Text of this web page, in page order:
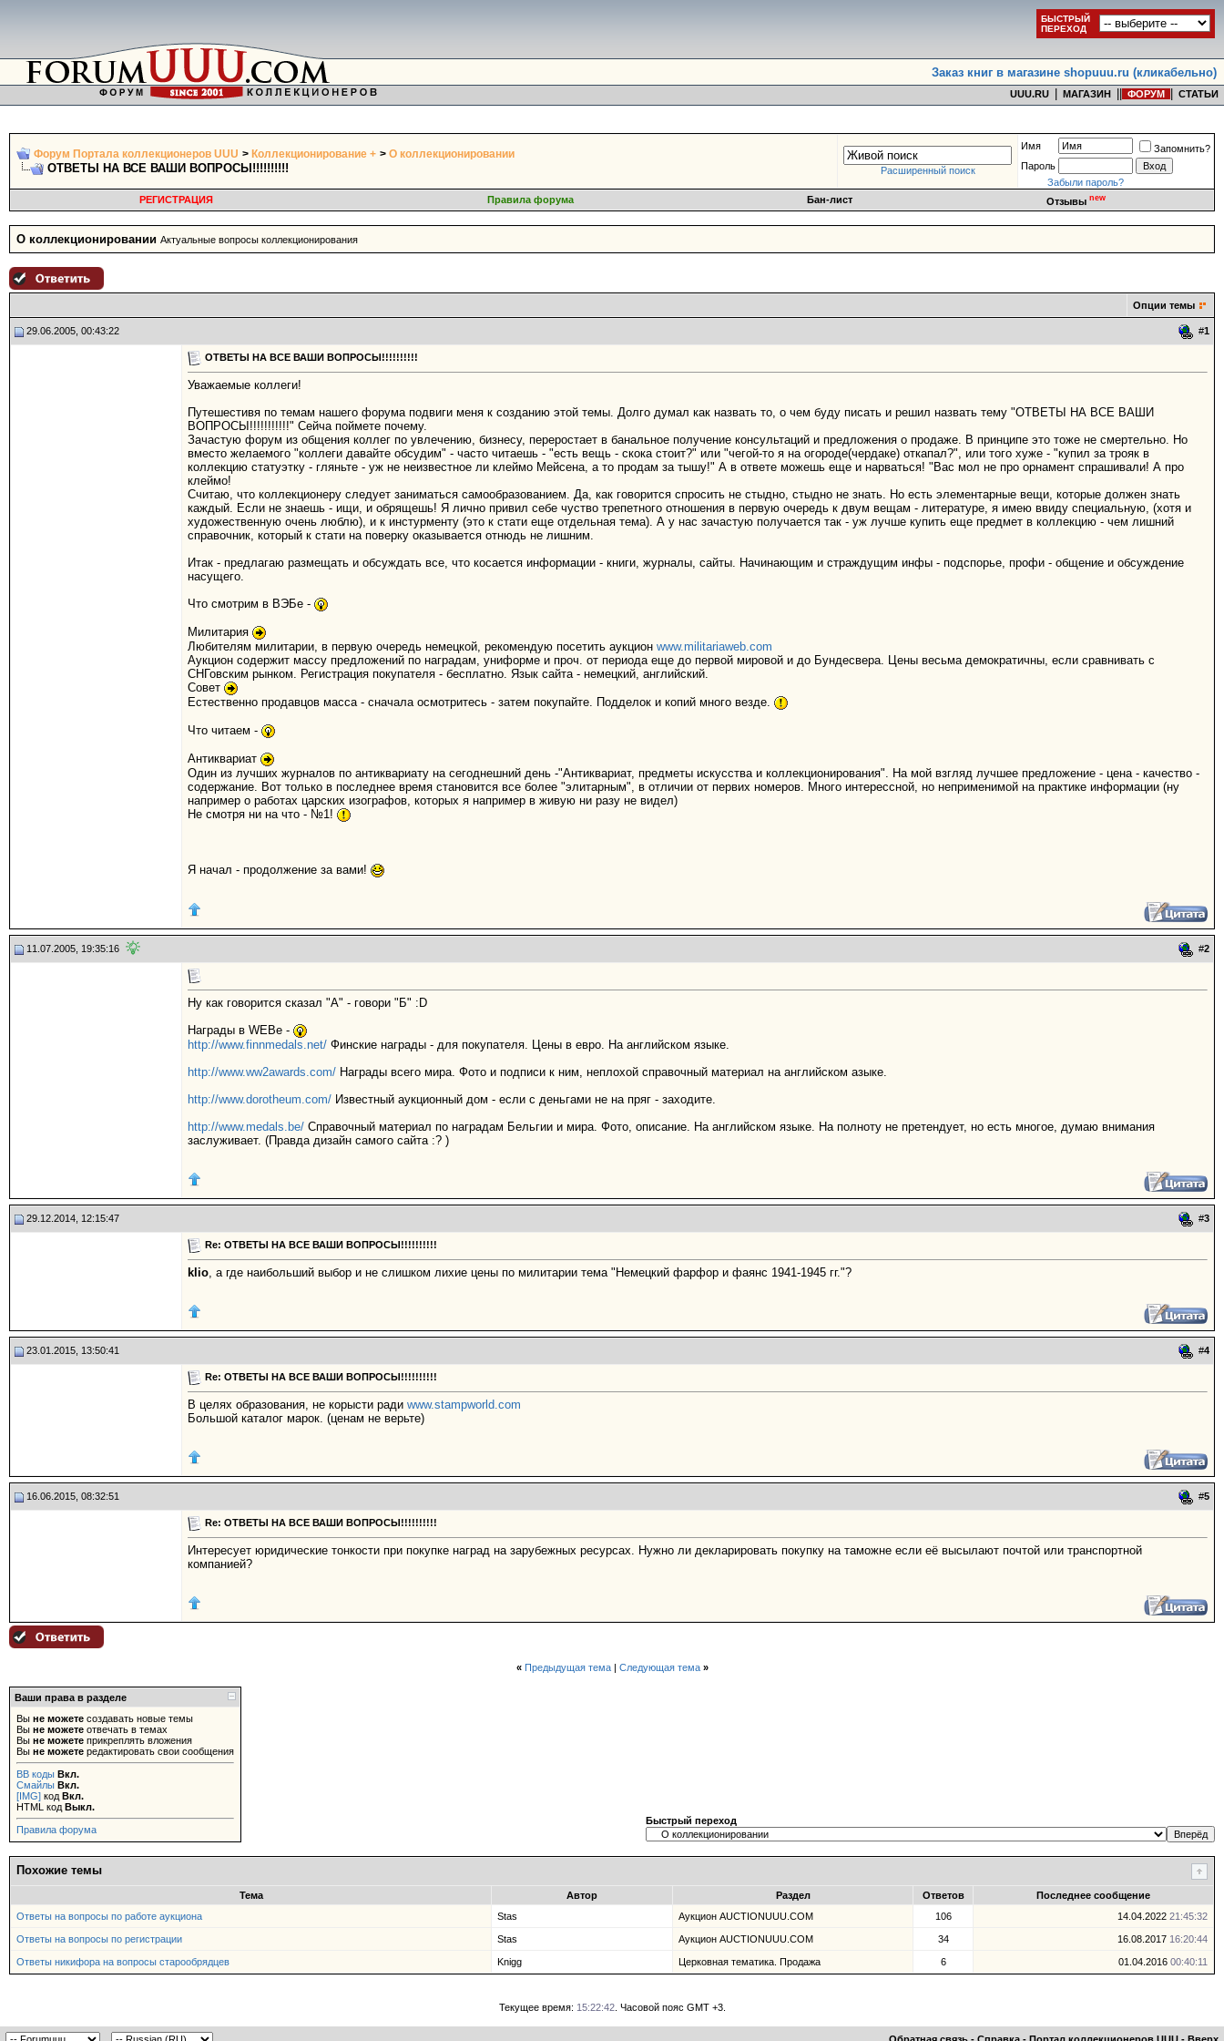
БЫСТРЫЙ
ПЕРЕХОД
Заказ книг в магазине shopuuu.ru (кликабельно)
UUU.RU МАГАЗИН ФОРУМ СТАТЬИ
Форум Портала коллекционеров UUU > Коллекционирование + > О коллекционировании
ОТВЕТЫ НА ВСЕ ВАШИ ВОПРОСЫ!!!!!!!!!! Расширенный поиск
Имя
Запомнить?
Пароль
Забыли пароль?
РЕГИСТРАЦИЯ
Правила форума Бан-лист Отзывы new
О коллекционировании Актуальные вопросы коллекционирования
Опции темы
29.06.2005, 00:43:22 #1
ОТВЕТЫ НА ВСЕ ВАШИ ВОПРОСЫ!!!!!!!!!!
Уважаемые коллеги!
Путешестивя по темам нашего форума подвиги меня к созданию этой темы. Долго думал как назвать то, о чем буду писать и решил назвать тему "ОТВЕТЫ НА ВСЕ ВАШИ
ВОПРОСЫ!!!!!!!!!!!" Сейча поймете почему.
Зачастую форум из общения коллег по увлечению, бизнесу, переростает в банальное получение консультаций и предложения о продаже. В принципе это тоже не смертельно. Но
вместо желаемого "коллеги давайте обсудим" - часто читаешь - "есть вещь - скока стоит?" или "чегой-то я на огороде(чердаке) откапал?", или того хуже - "купил за трояк в
коллекцию статуэтку - гляньте - уж не неизвестное ли клеймо Мейсена, а то продам за тышу!" А в ответе можешь еще и нарваться! "Вас мол не про орнамент спрашивали! А про
клеймо!
Считаю, что коллекционеру следует заниматься самообразованием. Да, как говорится спросить не стыдно, стыдно не знать. Но есть элементарные вещи, которые должен знать
каждый. Если не знаешь - ищи, и обрящешь! Я лично привил себе чуство трепетного отношения в первую очередь к двум вещам - литературе, я имею ввиду специальную, (хотя и
художественную очень люблю), и к инстурменту (это к стати еще отдельная тема). А у нас зачастую получается так - уж лучше купить еще предмет в коллекцию - чем лишний
справочник, который к стати на поверку оказывается отнюдь не лишним.
Итак - предлагаю размещать и обсуждать все, что косается информации - книги, журналы, сайты. Начинающим и страждущим инфы - подспорье, профи - общение и обсуждение
насущего.
Что смотрим в ВЭБе -
Милитария
Любителям милитарии, в первую очередь немецкой, рекомендую посетить аукцион www.militariaweb.com
Аукцион содержит массу предложений по наградам, униформе и проч. от периода еще до первой мировой и до Бундесвера. Цены весьма демократичны, если сравнивать с
СНГовским рынком. Регистрация покупателя - бесплатно. Язык сайта - немецкий, английский.
Совет
Естественно продавцов масса - сначала осмотритесь - затем покупайте. Подделок и копий много везде.
Что читаем -
Антиквариат
Один из лучших журналов по антиквариату на сегоднешний день -"Антиквариат, предметы искусства и коллекционирования". На мой взгляд лучшее предложение - цена - качество -
содержание. Вот только в последнее время становится все более "элитарным", в отличии от первих номеров. Много интерессной, но неприменимой на практике информации (ну
например о работах царских изографов, которых я например в живую ни разу не видел)
Не смотря ни на что - №1!
Я начал - продолжение за вами!
11.07.2005, 19:35:16 #2
Ну как говорится сказал "А" - говори "Б" :D
Награды в WEBе -
http://www.finnmedals.net/ Финские награды - для покупателя. Цены в евро. На английском языке.
http://www.ww2awards.com/ Награды всего мира. Фото и подписи к ним, неплохой справочный материал на английском азыке.
http://www.dorotheum.com/ Известный аукционный дом - если с деньгами не на пряг - заходите.
http://www.medals.be/ Справочный материал по наградам Бельгии и мира. Фото, описание. На английском языке. На полноту не претендует, но есть многое, думаю внимания
заслуживает. (Правда дизайн самого сайта :? )
29.12.2014, 12:15:47 #3
Re: ОТВЕТЫ НА ВСЕ ВАШИ ВОПРОСЫ!!!!!!!!!!
klio, а где наибольший выбор и не слишком лихие цены по милитарии тема "Немецкий фарфор и фаянс 1941-1945 гг."?
23.01.2015, 13:50:41 #4
Re: ОТВЕТЫ НА ВСЕ ВАШИ ВОПРОСЫ!!!!!!!!!!
В целях образования, не корысти ради www.stampworld.com
Большой каталог марок. (ценам не верьте)
16.06.2015, 08:32:51 #5
Re: ОТВЕТЫ НА ВСЕ ВАШИ ВОПРОСЫ!!!!!!!!!!
Интересует юридические тонкости при покупке наград на зарубежных ресурсах. Нужно ли декларировать покупку на таможне если её высылают почтой или транспортной
компанией?
« Предыдущая тема| Следующая тема »
Ваши права в разделе
Вы не можете создавать новые темы
Вы не можете отвечать в темах
Вы не можете прикреплять вложения
Вы не можете редактировать свои сообщения
BB коды Вкл.
Смайлы Вкл.
[IMG] код Вкл.
HTML код Выкл.
Правила форума
Быстрый переход
Похожие темы
Тема Автор Раздел Ответов
Последнее сообщение
Ответы на вопросы по работе аукциона
Stas Аукцион AUCTIONUUU.COM 106 14.04.2022 21:45:32
Ответы на вопросы по регистрации Stas Аукцион AUCTIONUUU.COM 34 16.08.2017 16:20:44
Ответы никифора на вопросы старообрядцев Knigg Церковная тематика. Продажа 6 01.04.2016 00:40:11
Текущее время: 15:22:42. Часовой пояс GMT +3.